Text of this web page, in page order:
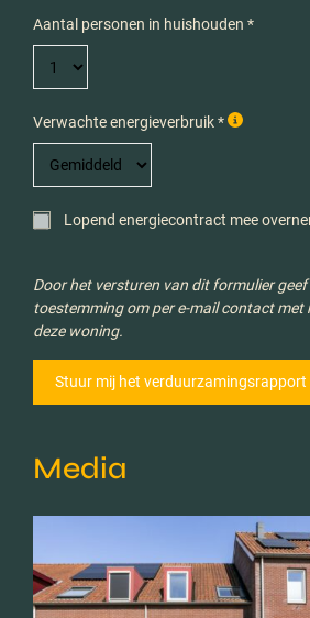
Aantal personen in huishouden *
Verwachte energieverbruik *
Lopend energiecontract mee
Door het versturen van dit formulier geef
toestemming om per e-mail contact met
deze woning.
Media